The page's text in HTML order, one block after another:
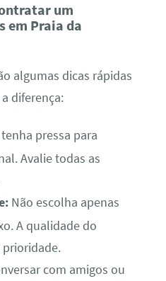
um
em Praia da
algumas dicas rápidas
diferença:
pressa para
Avalie todas as
Não escolha apenas
A qualidade do
prioridade.
com amigos ou